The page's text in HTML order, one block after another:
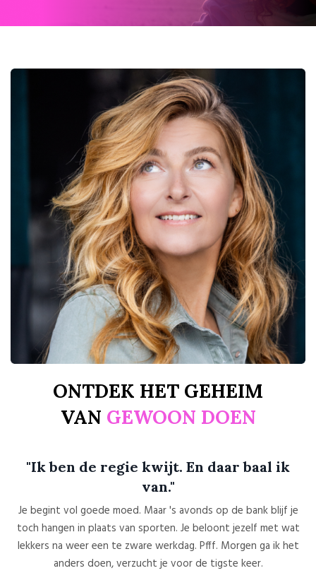
ONTDEK HET GEHEIM
VAN GEWOON DOEN
"Ik ben de regie kwijt. En daar baal ik
van."
Je begint vol goede moed. Maar 's avonds op de bank blijf je
toch hangen in plaats van sporten. Je beloont jezelf met wat
lekkers na weer een te zware werkdag. Pfff. Morgen ga ik het
anders doen, verzucht je voor de tigste keer.